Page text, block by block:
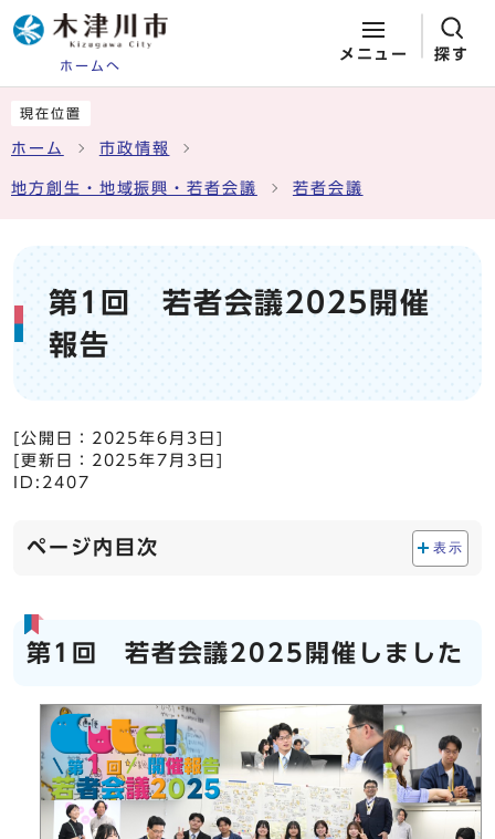
ホームへ
メニュー 探す
現在位置
ホーム 市政情報
地方創生・地域振興・若者会議 若者会議
第1回 若者会議2025開催
報告
[公開日： 2025年6月3日
[更新日： 2025年7月3日
ID:2407
ページ内目次 表示
第1回 若者会議2025開催しました